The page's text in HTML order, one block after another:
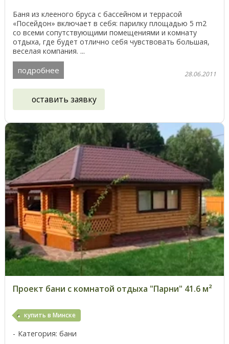
Баня из клееного бруса с бассейном и террасой
«Посейдон» включает в себя: парилку площадью 5 m2
со всеми сопутствующими помещениями и комнату
отдыха, где будет отлично себя чувствовать большая,
веселая компания. ...
подробнее 28.06.2011
оставить заявку
Проект бани с комнатой отдыха "Парни" 41.6 м²
купить в Минске
Категория: бани